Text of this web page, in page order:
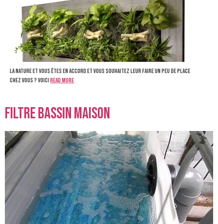
La nature et vous êtes en accord et vous souhaitez leur faire un peu de place
chez vous ? VoiciRead more
filtre bassin maison